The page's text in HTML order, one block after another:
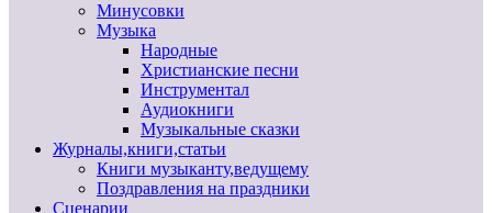
Минусовки
Музыка
Народные
Христианские песни
Инструментал
Аудиокниги
Музыкальные сказки
Журналы,книги,статьи
Книги музыканту,ведущему
Поздравления на праздники
Сценарии